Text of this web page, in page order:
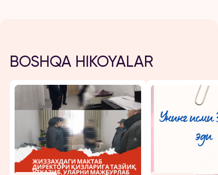
BOSHQA HIKOYALAR